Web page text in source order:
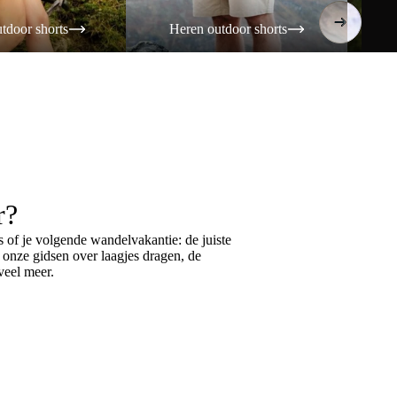
shorts
Heren outdoor shorts
of je volgende wandelvakantie: de juiste
gidsen overlaagjes dragen, de
meer.